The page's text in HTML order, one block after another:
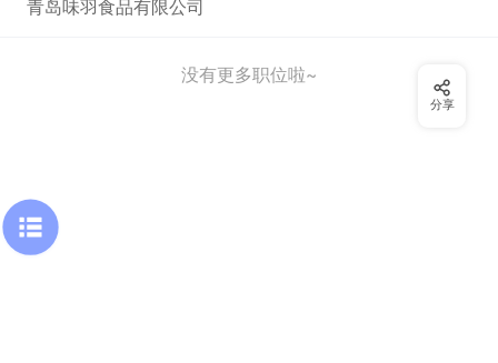
青岛味羽食品有限公司
没有更多职位啦~
分享